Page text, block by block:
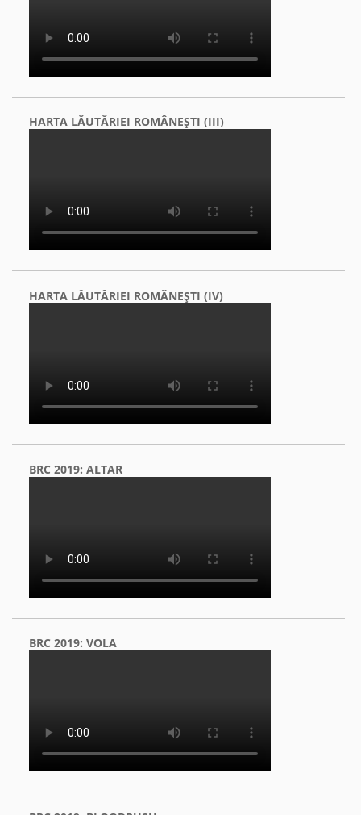
HARTA LĂUTĂRIEI ROMÂNEŞTI (III)
HARTA LĂUTĂRIEI ROMÂNEŞTI (IV)
BRC 2019: ALTAR
BRC 2019: VOLA